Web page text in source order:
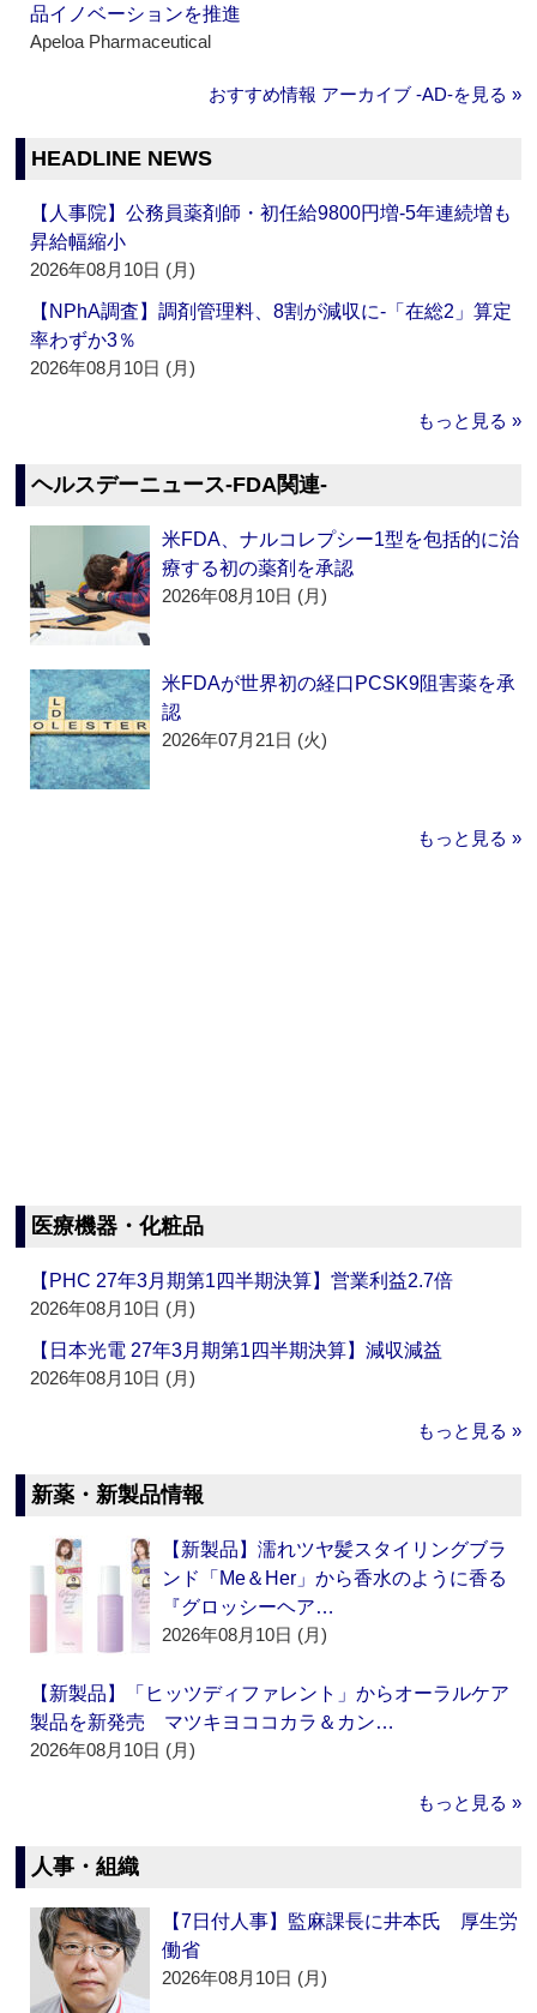
品イノベーションを推進
Apeloa Pharmaceutical
おすすめ情報 アーカイブ ‐AD‐を見る »
HEADLINE NEWS
【人事院】公務員薬剤師・初任給9800円増‐5年連続増も
昇給幅縮小
2026年08月10日 (月)
【NPhA調査】調剤管理料、8割が減収に‐「在総2」算定
率わずか3％
2026年08月10日 (月)
もっと見る »
ヘルスデーニュース‐FDA関連‐
米FDA、ナルコレプシー1型を包括的に治
療する初の薬剤を承認
2026年08月10日 (月)
米FDAが世界初の経口PCSK9阻害薬を承
認
2026年07月21日 (火)
もっと見る »
医療機器・化粧品
【PHC 27年3月期第1四半期決算】営業利益2.7倍
2026年08月10日 (月)
【日本光電 27年3月期第1四半期決算】減収減益
2026年08月10日 (月)
もっと見る »
新薬・新製品情報
【新製品】濡れツヤ髪スタイリングブラ
ンド「Me＆Her」から香水のように香る
『グロッシーヘア…
2026年08月10日 (月)
【新製品】「ヒッツディファレント」からオーラルケア
製品を新発売 マツキヨココカラ＆カン…
2026年08月10日 (月)
もっと見る »
人事・組織
【7日付人事】監麻課長に井本氏 厚生労
働省
2026年08月10日 (月)